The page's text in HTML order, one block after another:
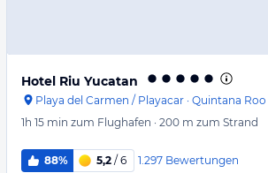
Hotel Riu Yucatan
Playa del Carmen / Playacar · Quintana Roo
1h 15 min zum Flughafen · 200 m zum Strand
88% 5,2 / 6 1.297 Bewertungen